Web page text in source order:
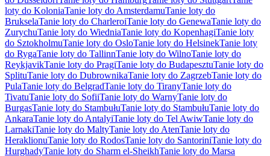
loty do KoloniaTanie loty do AmsterdamuTanie loty do
BrukselaTanie loty do CharleroiTanie loty do GenewaTanie loty do
ZurychuTanie loty do WiedniaTanie loty do KopenhagiTanie loty
do SztokholmuTanie loty do OsloTanie loty do HelsinekTanie loty
do RygaTanie loty do TallinnTanie loty do WilnoTanie loty do
ReykjavikTanie loty do PragiTanie loty do BudapesztuTanie loty do
SplituTanie loty do DubrownikaTanie loty do ZagrzebTanie loty do
PulaTanie loty do BelgradTanie loty do TiranyTanie loty do
TivatuTanie loty do SofiiTanie loty do WarnyTanie loty do
BurgasTanie loty do StambułuTanie loty do StambułuTanie loty do
AnkaraTanie loty do AntalyiTanie loty do Tel AwiwTanie loty do
LarnakiTanie loty do MaltyTanie loty do AtenTanie loty do
HeraklionuTanie loty do RodosTanie loty do SantoriniTanie loty do
HurghadyTanie loty do Sharm el-SheikhTanie loty do Marsa